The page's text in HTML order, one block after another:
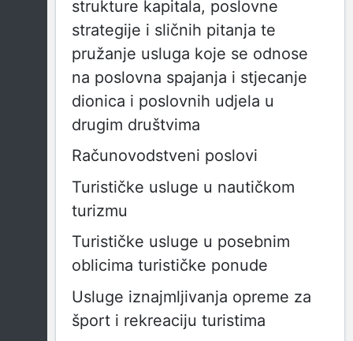
strukture kapitala, poslovne
strategije i sličnih pitanja te
pružanje usluga koje se odnose
na poslovna spajanja i stjecanje
dionica i poslovnih udjela u
drugim društvima
Računovodstveni poslovi
Turističke usluge u nautičkom
turizmu
Turističke usluge u posebnim
oblicima turističke ponude
Usluge iznajmljivanja opreme za
šport i rekreaciju turistima